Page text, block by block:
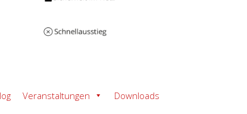
Veranstaltungen Downloads